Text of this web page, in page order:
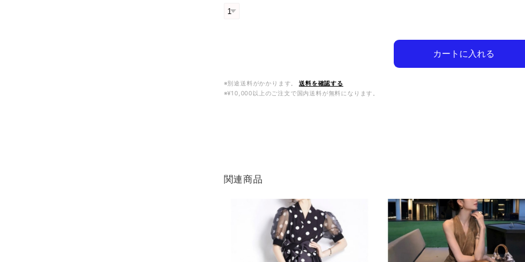
カートに入れる
※別途送料がかかります。
送料を確認する
※¥10,000以上のご注文で国内送料が無料になります。
関連商品